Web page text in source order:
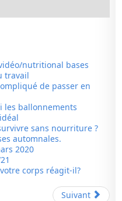
nutritional bases
travail
de passer en
les ballonnements
sans nourriture ?
automnales.
2020
corps réagit-il?
Suivant